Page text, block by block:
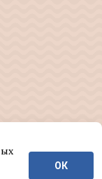
и
г. ОК